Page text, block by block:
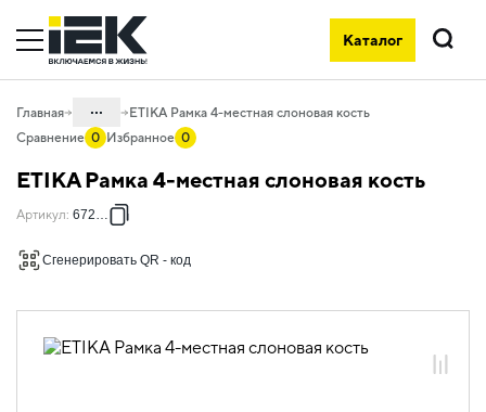
Каталог
Поиск
Главная ...
удлинители и силовые разъемы
06.01 Электроустановочные изделия
изделия скрытого монтажа ETIKA
06.01.13.12 Рамки пластиковые ETIKA
ETIKA Рамка 4-местная слоновая кость
Сравнение 0 Избранное 0
ETIKA Рамка 4-местная слоновая кость
Артикул: 672514
Сгенерировать QR - код